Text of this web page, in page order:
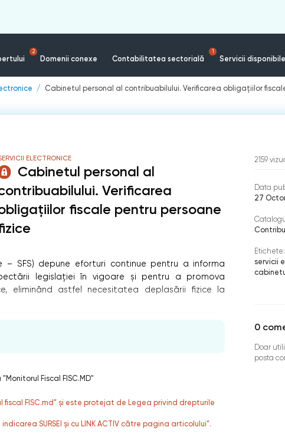
2
Domenii conexe Contabilitatea sectorială
1
Servicii disponibile
Cabinetul personal al contribuabilului. Verificarea obligațiilor
ELECTRONICE
Cabinetul personal al
Verificarea
fiscale pentru persoane
– SFS) depune eforturi continue pentru a informa
legislației în vigoare și pentru a promova
eliminând astfel necesitatea deplasării fizice la
Fiscal FISC.MD"
fiscal FISC.md” și este protejat de Legea privind drepturile
SURSEI și cu LINK ACTIV către pagina articolului”.
2159
Data
27
Etichete:
servicii
0
Doar
posta